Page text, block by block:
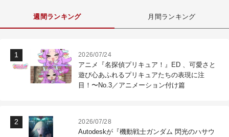
週間ランキング 月間ランキング
2026/07/24
アニメ『名探偵プリキュア！』ED 、可愛さと
遊び心あふれるプリキュアたちの表現に注
目！〜No.3／アニメーション付け篇
2026/07/28
Autodeskが『機動戦士ガンダム 閃光のハサウ